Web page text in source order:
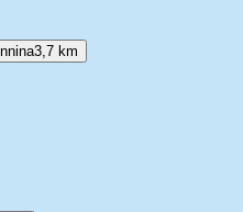
3,7 km